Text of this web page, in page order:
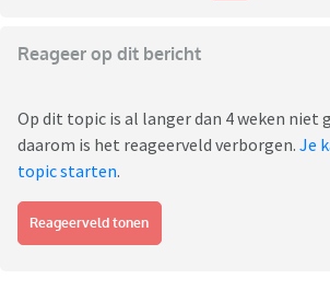
Reageer op dit bericht
Op dit topic is al langer dan 4 weken niet
daarom is het reageerveld verborgen. Je
topic starten.
Reageerveld tonen